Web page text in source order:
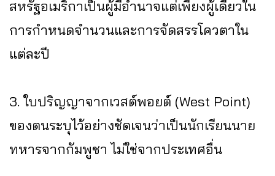
สหรัฐอเมริกาเป็นผู้มีอำนาจแต่เพียงผู้เดียวใน
การกำหนดจำนวนและการจัดสรรโควตาใน
แต่ละปี
3. ใบปริญญาจากเวสต์พอยต์ (West Point)
ของตนระบุไว้อย่างชัดเจนว่าเป็นนักเรียนนาย
ทหารจากกัมพูชา ไม่ใช่จากประเทศอื่น